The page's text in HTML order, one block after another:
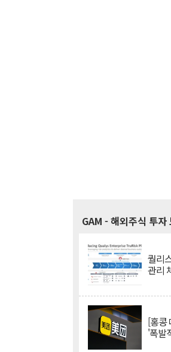
GAM - 해외주식 투자
퀄리
관리
[홍콩
'폭발